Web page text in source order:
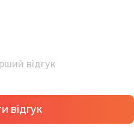
відгук
відгук